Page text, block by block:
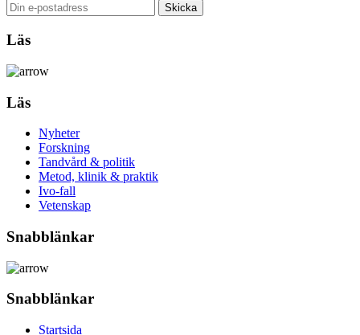
Läs
Läs
Nyheter
Forskning
Tandvård & politik
Metod, klinik & praktik
Ivo-fall
Vetenskap
Snabblänkar
Snabblänkar
Startsida